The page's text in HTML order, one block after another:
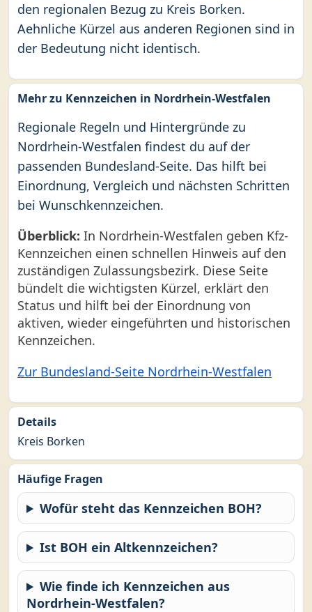
den regionalen Bezug zu Kreis Borken.
Aehnliche Kürzel aus anderen Regionen sind in
der Bedeutung nicht identisch.
Mehr zu Kennzeichen in Nordrhein-Westfalen
Regionale Regeln und Hintergründe zu
Nordrhein-Westfalen findest du auf der
passenden Bundesland-Seite. Das hilft bei
Einordnung, Vergleich und nächsten Schritten
bei Wunschkennzeichen.
Überblick: In Nordrhein-Westfalen geben Kfz-
Kennzeichen einen schnellen Hinweis auf den
zuständigen Zulassungsbezirk. Diese Seite
bündelt die wichtigsten Kürzel, erklärt den
Status und hilft bei der Einordnung von
aktiven, wieder eingeführten und historischen
Kennzeichen.
Zur Bundesland-Seite Nordrhein-Westfalen
Details
Kreis Borken
Häufige Fragen
Wofür steht das Kennzeichen BOH?
Ist BOH ein Altkennzeichen?
Wie finde ich Kennzeichen aus
Nordrhein-Westfalen?